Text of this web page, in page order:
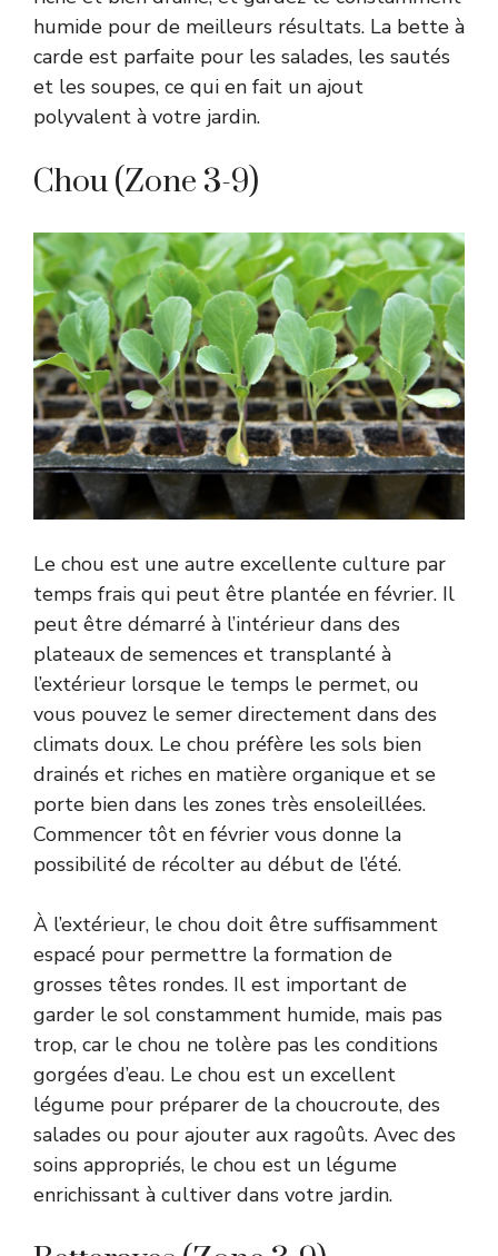
humide pour de meilleurs résultats. La bette à
carde est parfaite pour les salades, les sautés
et les soupes, ce qui en fait un ajout
polyvalent à votre jardin.
Chou (Zone 3-9)
Le chou est une autre excellente culture par
temps frais qui peut être plantée en février. Il
peut être démarré à l’intérieur dans des
plateaux de semences et transplanté à
l’extérieur lorsque le temps le permet, ou
vous pouvez le semer directement dans des
climats doux. Le chou préfère les sols bien
drainés et riches en matière organique et se
porte bien dans les zones très ensoleillées.
Commencer tôt en février vous donne la
possibilité de récolter au début de l’été.
À l’extérieur, le chou doit être suffisamment
espacé pour permettre la formation de
grosses têtes rondes. Il est important de
garder le sol constamment humide, mais pas
trop, car le chou ne tolère pas les conditions
gorgées d’eau. Le chou est un excellent
légume pour préparer de la choucroute, des
salades ou pour ajouter aux ragoûts. Avec des
soins appropriés, le chou est un légume
enrichissant à cultiver dans votre jardin.